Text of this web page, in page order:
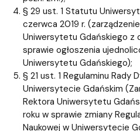
§ 29 ust. 1 Statutu
czerwca 2019 r.
Uniwersytetu Gdańskiego z
sprawie ogłoszenia
Uniwersytetu Gdańskiego);
§ 21 ust. 1 Regulaminu Rady
Uniwersytecie Gdańskim
Rektora Uniwersytetu
roku w sprawie zmiany
Naukowej w Uniwersytecie